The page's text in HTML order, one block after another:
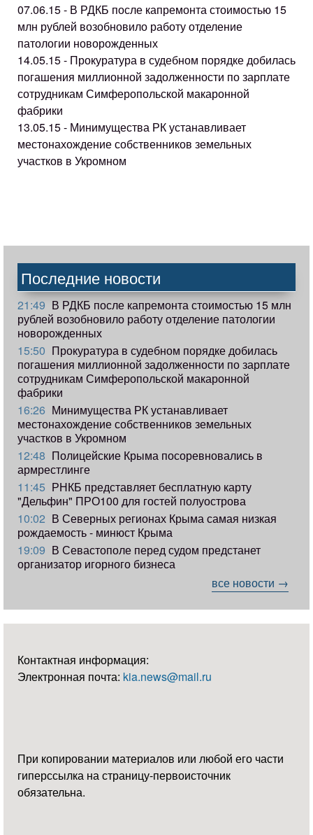
07.06.15 - В РДКБ после капремонта стоимостью 15
млн рублей возобновило работу отделение
патологии новорожденных
14.05.15 - Прокуратура в судебном порядке добилась
погашения миллионной задолженности по зарплате
сотрудникам Симферопольской макаронной
фабрики
13.05.15 - Минимущества РК устанавливает
местонахождение собственников земельных
участков в Укромном
Последние новости
21:49 В РДКБ после капремонта стоимостью 15 млн
рублей возобновило работу отделение патологии
новорожденных
15:50 Прокуратура в судебном порядке добилась
погашения миллионной задолженности по зарплате
сотрудникам Симферопольской макаронной
фабрики
16:26 Минимущества РК устанавливает
местонахождение собственников земельных
участков в Укромном
12:48 Полицейские Крыма посоревновались в
армрестлинге
11:45 РНКБ представляет бесплатную карту
"Дельфин" ПРО100 для гостей полуострова
10:02 В Северных регионах Крыма самая низкая
рождаемость - минюст Крыма
19:09 В Севастополе перед судом предстанет
организатор игорного бизнеса
все новости →
Контактная информация:
Электронная почта: kia.news@mail.ru
При копировании материалов или любой его части
гиперссылка на страницу-первоисточник
обязательна.